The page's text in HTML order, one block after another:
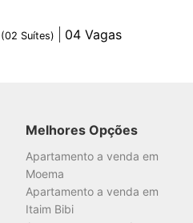
(02 Suítes) 04 Vagas
Melhores Opções
Apartamento a venda em
Moema
Apartamento a venda em
Itaim Bibi